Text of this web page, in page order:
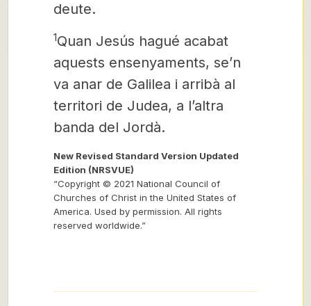
deute.
1Quan Jesús hagué acabat
aquests ensenyaments, se’n
va anar de Galilea i arribà al
territori de Judea, a l’altra
banda del Jordà.
New Revised Standard Version Updated
Edition (NRSVUE)
“Copyright © 2021 National Council of
Churches of Christ in the United States of
America. Used by permission. All rights
reserved worldwide.”